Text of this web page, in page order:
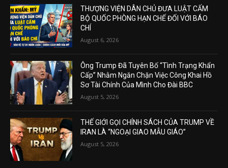
THƯỢNG VIỆN DÂN CHỦ ĐƯA LUẬT CẤM
BỘ QUỐC PHÒNG HẠN CHẾ ĐỐI VỚI BÁO
CHÍ
August 6, 2026
Ông Trump Đã Tuyên Bố “Tình Trạng Khẩn
Cấp” Nhằm Ngăn Chặn Việc Công Khai Hồ
Sơ Tài Chính Của Mình Cho Đài BBC
August 5, 2026
THẾ GIỚI GỌI CHÍNH SÁCH CỦA TRUMP VỀ
IRAN LÀ “NGOẠI GIAO MẪU GIÁO”
August 5, 2026